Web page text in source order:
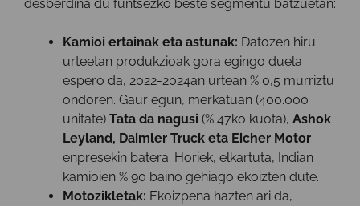
desberdina du funtsezko beste segmentu batzuetan:
Kamioi ertainak eta astunak: Datozen hiru
urteetan produkzioak gora egingo duela
espero da, 2022-2024an urtean % 0,5 murriztu
ondoren. Gaur egun, merkatuan (400.000
unitate) Tata da nagusi (% 47ko kuota), Ashok
Leyland, Daimler Truck eta Eicher Motor
enpresekin batera. Horiek, elkartuta, Indian
kamioien % 90 baino gehiago ekoizten dute.
Motozikletak: Ekoizpena hazten ari da,